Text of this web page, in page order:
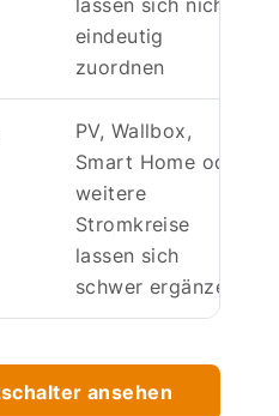
eindeutig
zuordnen
PV, Wallbox,
Smart Home oder
weitere
Stromkreise
lassen sich
schwer ergänzen
ansehen